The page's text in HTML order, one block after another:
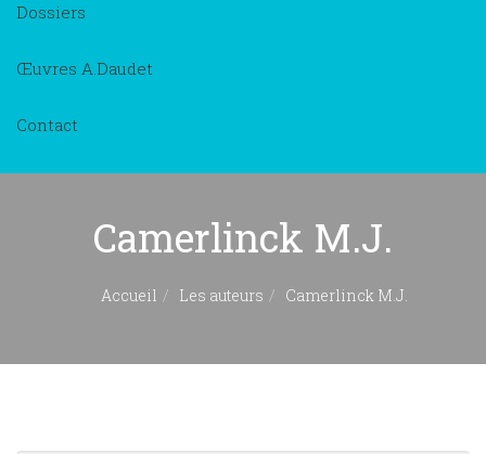
Dossiers
Œuvres A.Daudet
Contact
Camerlinck M.J.
Accueil Les auteurs Camerlinck M.J.